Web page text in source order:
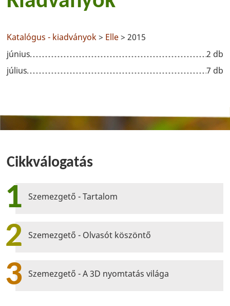
Katalógus - kiadványok> Elle> 2015
június
2 db
július
7 db
Cikkválogatás
1 Szemezgető - Tartalom
2 Szemezgető - Olvasót köszöntő
3 Szemezgető - A 3D nyomtatás világa